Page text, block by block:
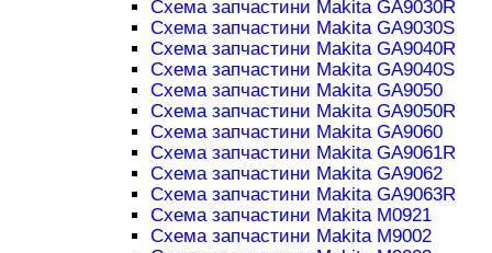
Схема запчастини Makita GA9030R
Схема запчастини Makita GA9030S
Схема запчастини Makita GA9040R
Схема запчастини Makita GA9040S
Схема запчастини Makita GA9050
Схема запчастини Makita GA9050R
Схема запчастини Makita GA9060
Схема запчастини Makita GA9061R
Схема запчастини Makita GA9062
Схема запчастини Makita GA9063R
Схема запчастини Makita M0921
Схема запчастини Makita M9002